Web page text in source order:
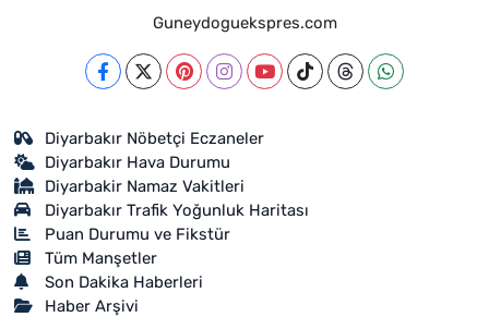
Guneydoguekspres.com
Diyarbakır Nöbetçi Eczaneler
Diyarbakır Hava Durumu
Diyarbakir Namaz Vakitleri
Diyarbakır Trafik Yoğunluk Haritası
Puan Durumu ve Fikstür
Tüm Manşetler
Son Dakika Haberleri
Haber Arşivi